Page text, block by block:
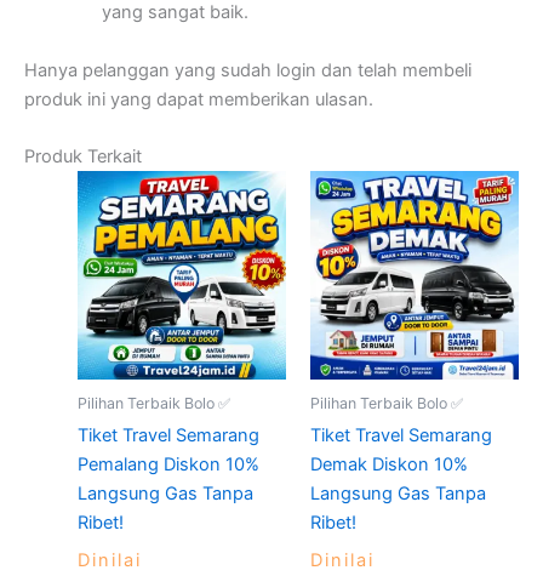
yang sangat baik.
Hanya pelanggan yang sudah login dan telah membeli
produk ini yang dapat memberikan ulasan.
Produk Terkait
Pilihan Terbaik Bolo ✅
Tiket Travel Semarang
Pemalang Diskon 10%
Langsung Gas Tanpa
Ribet!
Dinilai
Pilihan Terbaik Bolo ✅
Tiket Travel Semarang
Demak Diskon 10%
Langsung Gas Tanpa
Ribet!
Dinilai